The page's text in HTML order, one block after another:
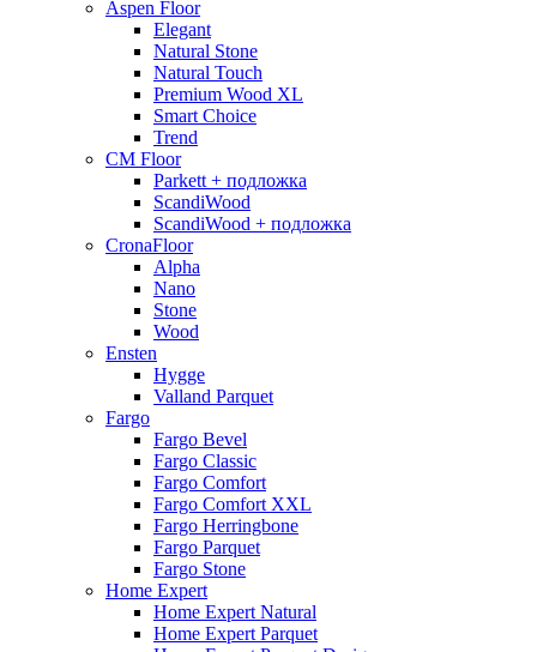
Aspen Floor
Elegant
Natural Stone
Natural Touch
Premium Wood XL
Smart Choice
Trend
CM Floor
Parkett + подложка
ScandiWood
ScandiWood + подложка
CronaFloor
Alpha
Nano
Stone
Wood
Ensten
Hygge
Valland Parquet
Fargo
Fargo Bevel
Fargo Classic
Fargo Comfort
Fargo Comfort XXL
Fargo Herringbone
Fargo Parquet
Fargo Stone
Home Expert
Home Expert Natural
Home Expert Parquet